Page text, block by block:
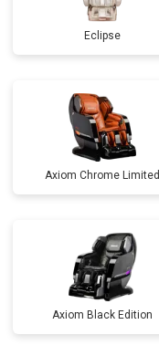
Eclipse
Axiom Chrome Limited
Axiom Black Edition